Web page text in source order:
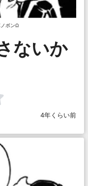
ノボンΩ
ないか
4年くらい前